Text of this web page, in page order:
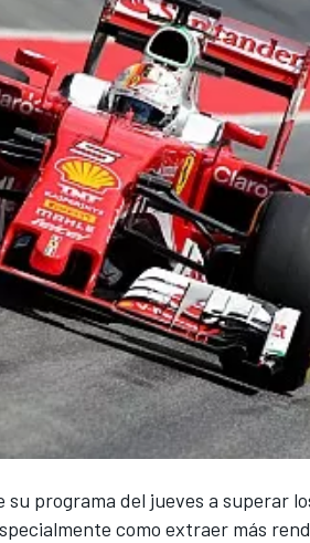
programa del jueves a superar
como extraer más